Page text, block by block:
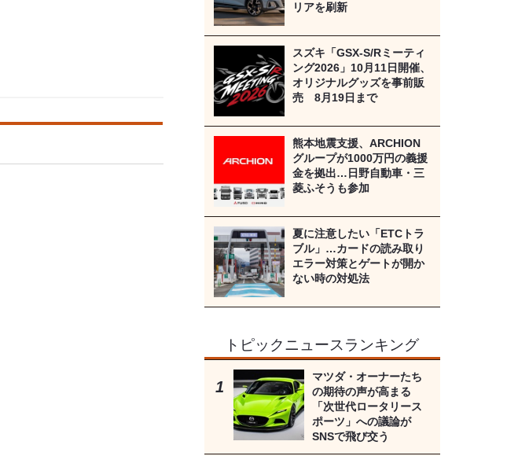
リアを刷新
スズキ「GSX-S/Rミーティ
ング2026」10月11日開催、
オリジナルグッズを事前販
売 8月19日まで
熊本地震支援、ARCHION
グループが1000万円の義援
金を拠出…日野自動車・三
菱ふそうも参加
夏に注意したい「ETCトラ
ブル」…カードの読み取り
エラー対策とゲートが開か
ない時の対処法
トピックニュースランキング
マツダ・オーナーたち
の期待の声が高まる
「次世代ロータリース
ポーツ」への議論が
SNSで飛び交う